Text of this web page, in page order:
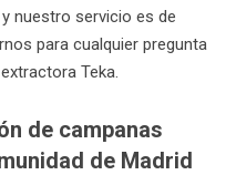
nuestro servicio es de
para cualquier pregunta
Teka.
de campanas
de Madrid